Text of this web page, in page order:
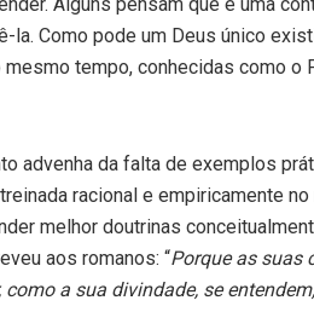
la. Como pode um Deus único
tempo, conhecidas como o
advenha da falta de exemplos
racional e empiricamente
melhor doutrinas
aos romanos: “Porque as suas
a sua divindade, se